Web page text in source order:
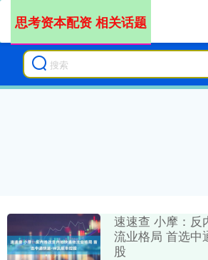
思考资本配资 相关话题
速速查 小摩：反
流业格局 首选中
股